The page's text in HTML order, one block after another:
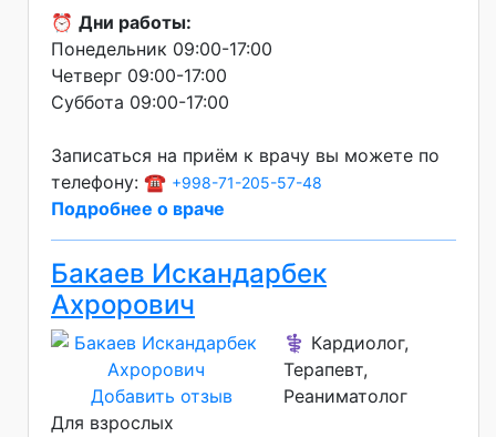
⏰ Дни работы:
Понедельник 09:00-17:00
Четверг 09:00-17:00
Суббота 09:00-17:00
Записаться на приём к врачу вы можете по
телефону: ☎️ +998-71-205-57-48
Подробнее о враче
Бакаев Искандарбек
Ахрорович
Добавить отзыв
⚕️ Кардиолог,
Терапевт,
Реаниматолог
Для взрослых